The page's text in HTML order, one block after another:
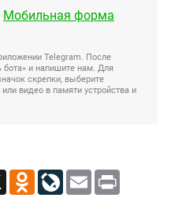
Мобильная форма
Telegram. После
бота» и напишите нам. Для
скрепки, выберите
видео в памяти устройства и
X Odnoklassniki
LiveJournal
Email Print